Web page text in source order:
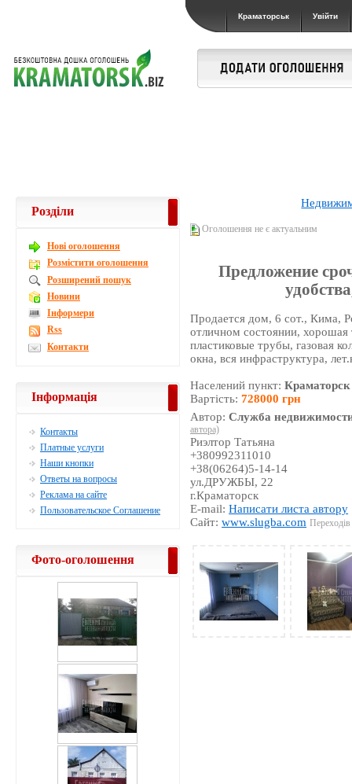
Краматорськ Увійти
Оголошення не є актуальним
Предложение
Продается дом, 6 сот., Кима,
отличном состоянии, хорошая
пластиковые трубы, газовая
окна, вся инфраструктура,
Населений пункт:Краматорск
Вартість:728000 грн
Автор:Служба
автора)
Риэлтор Татьяна
+380992311010
+38(06264)5-14-14
ул.ДРУЖБЫ, 22
г.Краматорск
E-mail:Написати листа автору
Сайт:www.slugba.com
Розділи
Новi оголошення
Розмістити оголошення
Розширений пошук
Новини
Інформери
Rss
Контакти
Інформація
Контакты
Платные услуги
Наши кнопки
Ответы на вопросы
Реклама на сайте
Пользовательское Соглашение
Фото-оголошення